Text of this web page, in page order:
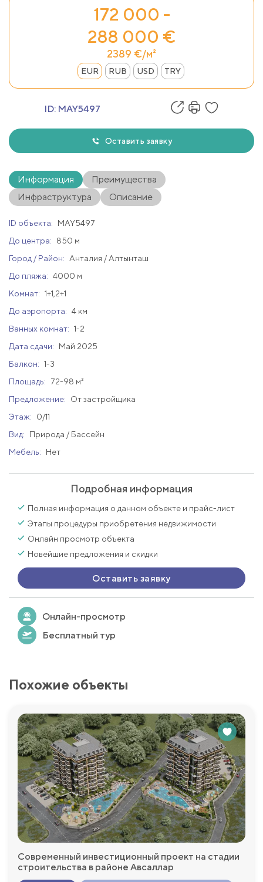
172 000 -
288 000 €
2389 €/м²
EUR RUB USD TRY
ID: MAY5497
Оставить заявку
Информация
Преимущества
Инфраструктура
Описание
ID объекта:
MAY5497
До центра:
850 м
Город / Район:
Анталия / Алтынташ
До пляжа: 4000 м
Комнат: 1+1,2+1
До аэропорта: 4 км
Ванных комнат: 1-2
Дата сдачи:
Май 2025
Балкон: 1-3
Площадь:
72-98 м²
Предложение:
От застройщика
Этаж:
0/11
Вид:
Природа / Бассейн
Мебель:
Нет
Подробная информация
Полная информация о данном объекте и прайс-лист
Этапы процедуры приобретения недвижимости
Онлайн просмотр объекта
Новейшие предложения и скидки
Оставить заявку
Онлайн-просмотр
Бесплатный тур
Похожие объекты
Современный инвестиционный проект на стадии
строительства в районе Авсаллар